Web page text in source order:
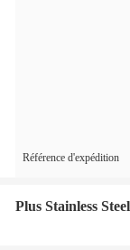
Référence d'expédition
Plus Stainless